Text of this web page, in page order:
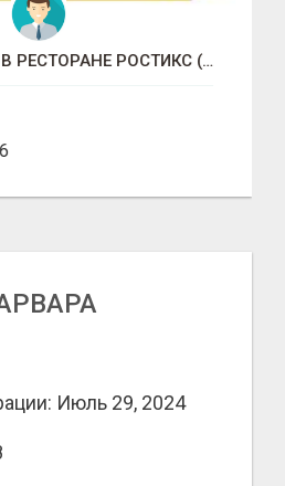
ПОВАР/ КАССИР В РЕСТОРАНЕ РОСТИКС (КФС)
Июль 29, 2024